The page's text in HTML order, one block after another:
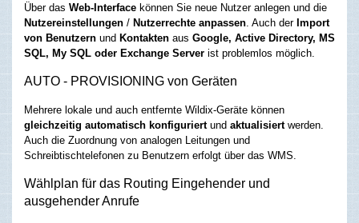
Über das Web-Interface können Sie neue Nutzer anlegen und die
Nutzereinstellungen / Nutzerrechte anpassen . Auch der Import
von Benutzern und Kontakten aus Google, Active Directory, MS
SQL, My SQL oder Exchange Server ist problemlos möglich.
AUTO - PROVISIONING von Geräten
Mehrere lokale und auch entfernte Wildix-Geräte können
gleichzeitig automatisch konfiguriertund aktualisiertwerden.
Auch die Zuordnung von analogen Leitungen und
Schreibtischtelefonen zu Benutzern erfolgt über das WMS.
Wählplan für das Routing Eingehender und
ausgehender Anrufe